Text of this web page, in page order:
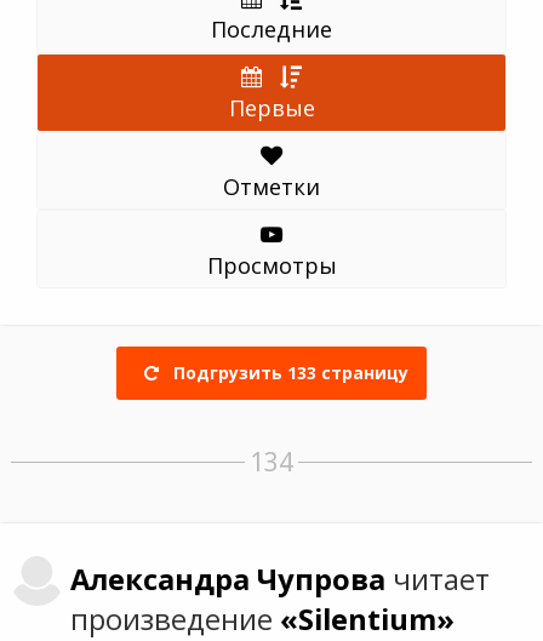
Последние
Первые
Отметки
Просмотры
Подгрузить 133 страницу
134
Александра Чупрова читает
произведение «Silentium»